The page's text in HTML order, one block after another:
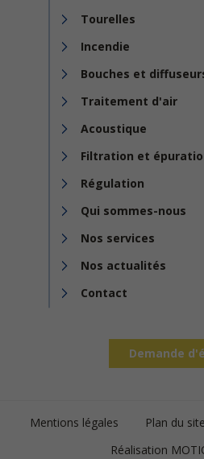
Tourelles
Incendie
Bouches et
Traitement d'air
Acoustique
Filtration et
Régulation
Qui sommes-nous
Nos services
Nos actualités
Contact
Demande
Footer
Mentions légales Plan du site
Réalisation